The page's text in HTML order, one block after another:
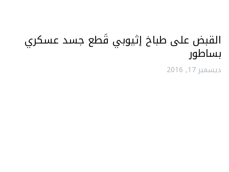
القبض على طباخ إثيوبي قَطع جسد عسكري
بساطور
ديسمبر 17, 2016